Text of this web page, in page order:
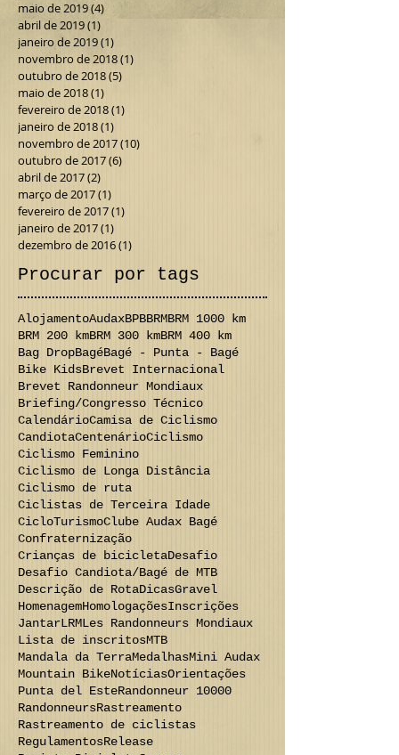
maio de 2019(4)
abril de 2019(1)
janeiro de 2019(1)
novembro de 2018(1)
outubro de 2018(5)
maio de 2018(1)
fevereiro de 2018(1)
janeiro de 2018(1)
novembro de 2017(10)
outubro de 2017(6)
abril de 2017(2)
março de 2017(1)
fevereiro de 2017(1)
janeiro de 2017(1)
dezembro de 2016(1)
Procurar por tags
AlojamentoAudaxBPBBRMBRM 1000 km
BRM 200 kmBRM 300 kmBRM 400 km
Bag DropBagéBagé - Punta - Bagé
Bike KidsBrevet Internacional
Brevet Randonneur Mondiaux
Briefing/Congresso Técnico
CalendárioCamisa de Ciclismo
CandiotaCentenárioCiclismo
Ciclismo Feminino
Ciclismo de Longa Distância
Ciclismo de ruta
Ciclistas de Terceira Idade
CicloTurismoClube Audax Bagé
Confraternização
Crianças de bicicletaDesafio
Desafio Candiota/Bagé de MTB
Descrição de RotaDicasGravel
HomenagemHomologaçõesInscrições
JantarLRMLes Randonneurs Mondiaux
Lista de inscritosMTB
Mandala da TerraMedalhasMini Audax
Mountain BikeNotíciasOrientações
Punta del EsteRandonneur 10000
RandonneursRastreamento
Rastreamento de ciclistas
RegulamentosRelease